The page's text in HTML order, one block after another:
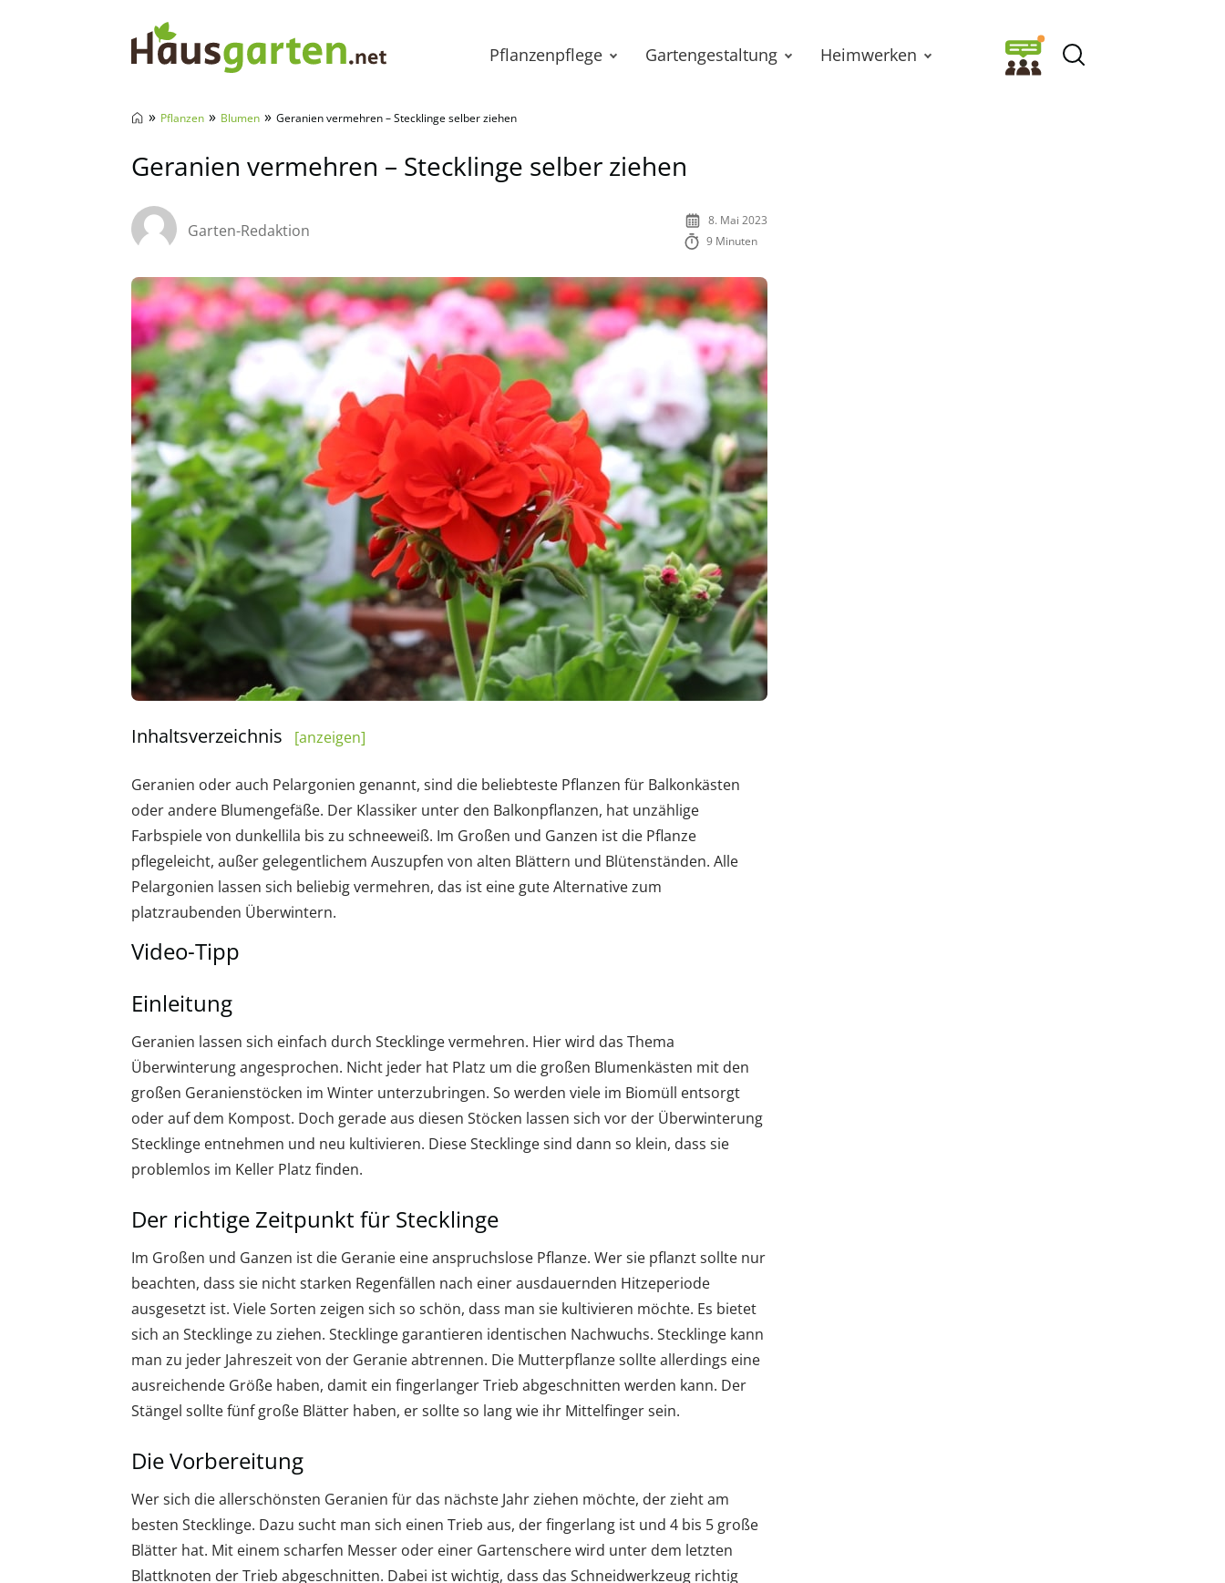
Pflanzenpflege Gartengestaltung Heimwerken
» Pflanzen » Blumen » Geranien vermehren – Stecklinge selber ziehen
Geranien vermehren – Stecklinge selber ziehen
Garten-Redaktion
8. Mai 2023
9 Minuten
Inhaltsverzeichnis [anzeigen]
Geranien oder auch Pelargonien genannt, sind die beliebteste Pflanzen für Balkonkästen
oder andere Blumengefäße. Der Klassiker unter den Balkonpflanzen, hat unzählige
Farbspiele von dunkellila bis zu schneeweiß. Im Großen und Ganzen ist die Pflanze
pflegeleicht, außer gelegentlichem Auszupfen von alten Blättern und Blütenständen. Alle
Pelargonien lassen sich beliebig vermehren, das ist eine gute Alternative zum
platzraubenden Überwintern.
Video-Tipp
Einleitung
Geranien lassen sich einfach durch Stecklinge vermehren. Hier wird das Thema
Überwinterung angesprochen. Nicht jeder hat Platz um die großen Blumenkästen mit den
großen Geranienstöcken im Winter unterzubringen. So werden viele im Biomüll entsorgt
oder auf dem Kompost. Doch gerade aus diesen Stöcken lassen sich vor der Überwinterung
Stecklinge entnehmen und neu kultivieren. Diese Stecklinge sind dann so klein, dass sie
problemlos im Keller Platz finden.
Der richtige Zeitpunkt für Stecklinge
Im Großen und Ganzen ist die Geranie eine anspruchslose Pflanze. Wer sie pflanzt sollte nur
beachten, dass sie nicht starken Regenfällen nach einer ausdauernden Hitzeperiode
ausgesetzt ist. Viele Sorten zeigen sich so schön, dass man sie kultivieren möchte. Es bietet
sich an Stecklinge zu ziehen. Stecklinge garantieren identischen Nachwuchs. Stecklinge kann
man zu jeder Jahreszeit von der Geranie abtrennen. Die Mutterpflanze sollte allerdings eine
ausreichende Größe haben, damit ein fingerlanger Trieb abgeschnitten werden kann. Der
Stängel sollte fünf große Blätter haben, er sollte so lang wie ihr Mittelfinger sein.
Die Vorbereitung
Wer sich die allerschönsten Geranien für das nächste Jahr ziehen möchte, der zieht am
besten Stecklinge. Dazu sucht man sich einen Trieb aus, der fingerlang ist und 4 bis 5 große
Blätter hat. Mit einem scharfen Messer oder einer Gartenschere wird unter dem letzten
Blattknoten der Trieb abgeschnitten. Dabei ist wichtig, dass das Schneidwerkzeug richtig